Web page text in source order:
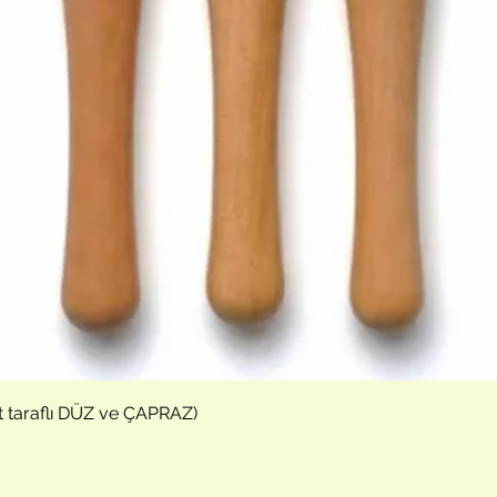
DÜZ ve ÇAPRAZ)